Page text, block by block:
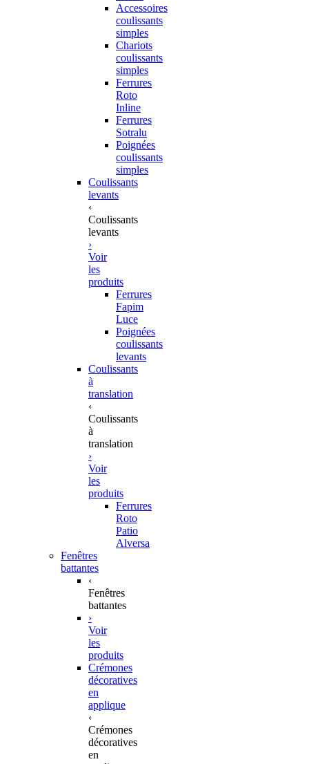
Accessoires
coulissants
simples
Chariots
coulissants
simples
Ferrures
Roto
Inline
Ferrures
Sotralu
Poignées
coulissants
simples
Coulissants
levants
‹
Coulissants
levants
›
Voir
les
produits
Ferrures
Fapim
Luce
Poignées
coulissants
levants
Coulissants
à
translation
‹
Coulissants
à
translation
›
Voir
les
produits
Ferrures
Roto
Patio
Alversa
Fenêtres
battantes
‹
Fenêtres
battantes
›
Voir
les
produits
Crémones
décoratives
en
applique
‹
Crémones
décoratives
en